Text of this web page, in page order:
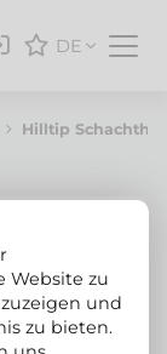
DE
Hilltip
Website zu
und
zu bieten.